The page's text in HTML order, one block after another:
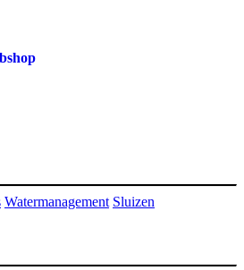
Watermanagement Sluizen